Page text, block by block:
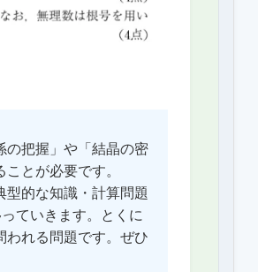
の把握」や「結晶の密
とが必要です。
型的な知識・計算問題
ていきます。とくに
れる問題です。ぜひ